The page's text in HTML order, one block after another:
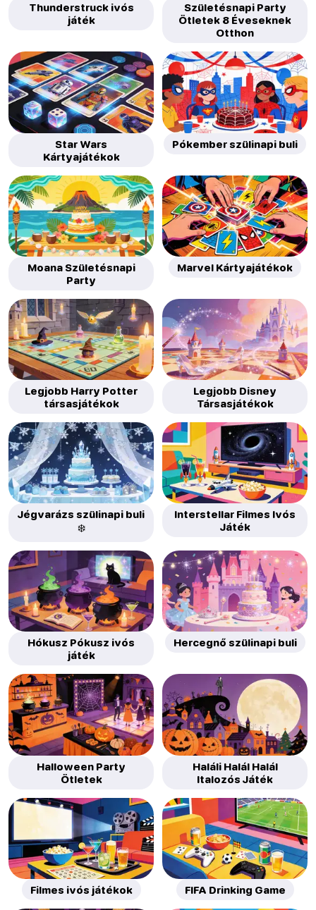
Thunderstruck ivós
játék
Születésnapi Party
Ötletek 8 Éveseknek
Otthon
Star Wars
Kártyajátékok
Pókember szülinapi buli
Moana Születésnapi
Party
Marvel Kártyajátékok
Legjobb Harry Potter
társasjátékok
Legjobb Disney
Társasjátékok
Jégvarázs szülinapi buli
❄️
Interstellar Filmes Ivós
Játék
Hókusz Pókusz ivós
játék
Hercegnő szülinapi buli
Halloween Party
Ötletek
Haláli Halál Halál
Italozós Játék
Filmes ivós játékok FIFA Drinking Game